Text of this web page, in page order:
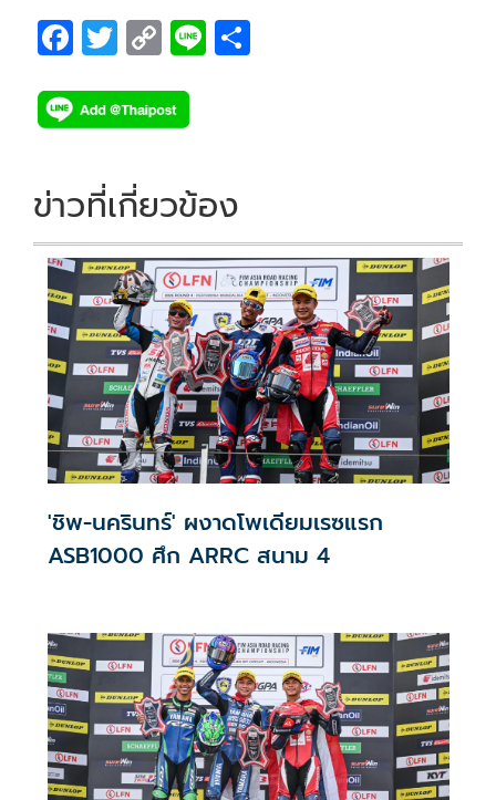
F
e
b
o
k
T
tt
er
C
p
y
Li
n
k
Li
ข่าวที่เกี่ยวข้อง
'ชิพ-นครินทร์' ผงาดโพเดียมเรซแรก
ASB1000 ศึก ARRC สนาม 4